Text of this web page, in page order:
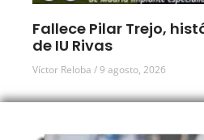
Fallece Pilar Trejo,
de IU Rivas
Víctor Reloba 9 agosto, 2026